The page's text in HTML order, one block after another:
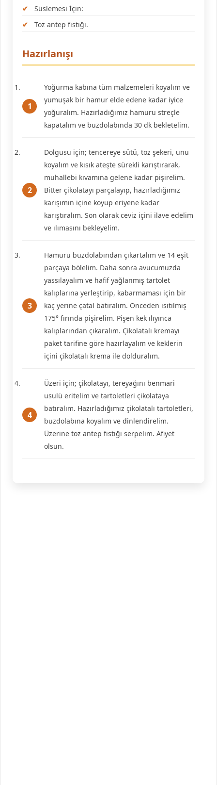
Süslemesi İçin:
Toz antep fıstığı.
Hazırlanışı
Yoğurma kabına tüm malzemeleri koyalım ve
yumuşak bir hamur elde edene kadar iyice
yoğuralım. Hazırladığımız hamuru streçle
kapatalım ve buzdolabında 30 dk bekletelim.
Dolgusu için; tencereye sütü, toz şekeri, unu
koyalım ve kısık ateşte sürekli karıştırarak,
muhallebi kıvamına gelene kadar pişirelim.
Bitter çikolatayı parçalayıp, hazırladığımız
karışımın içine koyup eriyene kadar
karıştıralım. Son olarak ceviz içini ilave edelim
ve ılımasını bekleyelim.
Hamuru buzdolabından çıkartalım ve 14 eşit
parçaya bölelim. Daha sonra avucumuzda
yassılayalım ve hafif yağlanmış tartolet
kalıplarına yerleştirip, kabarmaması için bir
kaç yerine çatal batıralım. Önceden ısıtılmış
175° fırında pişirelim. Pişen kek ılıyınca
kalıplarından çıkaralım. Çikolatalı kremayı
paket tarifine göre hazırlayalım ve keklerin
içini çikolatalı krema ile dolduralım.
Üzeri için; çikolatayı, tereyağını benmari
usulü eritelim ve tartoletleri çikolataya
batıralım. Hazırladığımız çikolatalı tartoletleri,
buzdolabına koyalım ve dinlendirelim.
Üzerine toz antep fıstığı serpelim. Afiyet
olsun.